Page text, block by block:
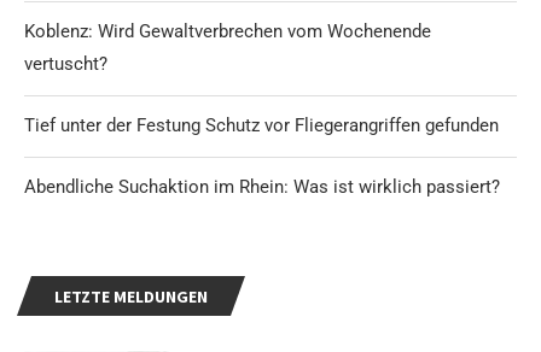
Koblenz: Wird Gewaltverbrechen vom Wochenende
vertuscht?
Tief unter der Festung Schutz vor Fliegerangriffen gefunden
Abendliche Suchaktion im Rhein: Was ist wirklich passiert?
LETZTE MELDUNGEN